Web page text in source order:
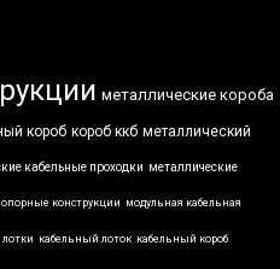
металлические короба
короб короб ккб металлический
кабельные проходки металлические
опорные конструкции модульная кабельная
кабельный лоток кабельный короб